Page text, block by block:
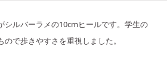
シルバーラメの10cmヒールです。学生の
で歩きやすさを重視しました。